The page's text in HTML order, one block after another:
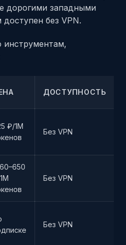
дорогими западными
без VPN.
инструментам,
ДОСТУПНОСТЬ
₽/1M
Без VPN
Без VPN
Без VPN